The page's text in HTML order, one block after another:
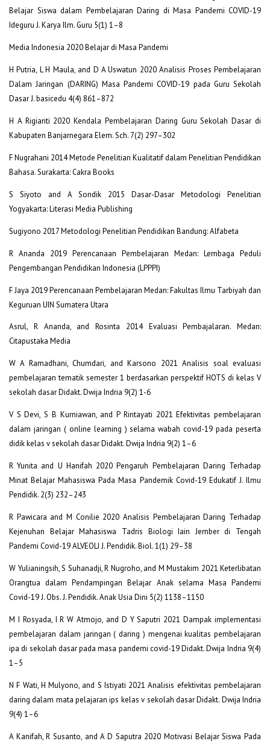
Belajar Siswa dalam Pembelajaran Daring di Masa Pandemi COVID-19
Ideguru J. Karya Ilm. Guru 5(1) 1–8
Media Indonesia 2020 Belajar di Masa Pandemi
H Putria, L H Maula, and D A Uswatun 2020 Analisis Proses Pembelajaran
Dalam Jaringan (DARING) Masa Pandemi COVID-19 pada Guru Sekolah
Dasar J. basicedu 4(4) 861–872
H A Rigianti 2020 Kendala Pembelajaran Daring Guru Sekolah Dasar di
Kabupaten Banjarnegara Elem. Sch. 7(2) 297–302
F Nugrahani 2014 Metode Penelitian Kualitatif dalam Penelitian Pendidikan
Bahasa. Surakarta: Cakra Books
S Siyoto and A Sondik 2015 Dasar-Dasar Metodologi Penelitian
Yogyakarta: Literasi Media Publishing
Sugiyono 2017 Metodologi Penelitian Pendidikan Bandung: Alfabeta
R Ananda 2019 Perencanaan Pembelajaran Medan: Lembaga Peduli
Pengembangan Pendidikan Indonesia (LPPPI)
F Jaya 2019 Perencanaan Pembelajaran Medan: Fakultas Ilmu Tarbiyah dan
Keguruan UIN Sumatera Utara
Asrul, R Ananda, and Rosinta 2014 Evaluasi Pembajalaran. Medan:
Citapustaka Media
W A Ramadhani, Chumdari, and Karsono 2021 Analisis soal evaluasi
pembelajaran tematik semester 1 berdasarkan perspektif HOTS di kelas V
sekolah dasar Didakt. Dwija Indria 9(2) 1-6
V S Devi, S B Kurniawan, and P Rintayati 2021 Efektivitas pembelajaran
dalam jaringan ( online learning ) selama wabah covid-19 pada peserta
didik kelas v sekolah dasar Didakt. Dwija Indria 9(2) 1–6
R Yunita and U Hanifah 2020 Pengaruh Pembelajaran Daring Terhadap
Minat Belajar Mahasiswa Pada Masa Pandemik Covid-19 Edukatif J. Ilmu
Pendidik. 2(3) 232–243
R Pawicara and M Conilie 2020 Analisis Pembelajaran Daring Terhadap
Kejenuhan Belajar Mahasiswa Tadris Biologi Iain Jember di Tengah
Pandemi Covid-19 ALVEOLI J. Pendidik. Biol. 1(1) 29–38
W Yulianingsih, S Suhanadji, R Nugroho, and M Mustakim 2021 Keterlibatan
Orangtua dalam Pendampingan Belajar Anak selama Masa Pandemi
Covid-19 J. Obs. J. Pendidik. Anak Usia Dini 5(2) 1138–1150
M I Rosyada, I R W Atmojo, and D Y Saputri 2021 Dampak implementasi
pembelajaran dalam jaringan ( daring ) mengenai kualitas pembelajaran
ipa di sekolah dasar pada masa pandemi covid-19 Didakt. Dwija Indria 9(4)
1–5
N F Wati, H Mulyono, and S Istiyati 2021 Analisis efektivitas pembelajaran
daring dalam mata pelajaran ips kelas v sekolah dasar Didakt. Dwija Indria
9(4) 1–6
A Kanifah, R Susanto, and A D Saputra 2020 Motivasi Belajar Siswa Pada